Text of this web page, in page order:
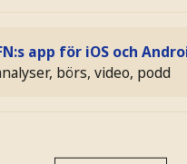
app för iOS och
börs, video, podd